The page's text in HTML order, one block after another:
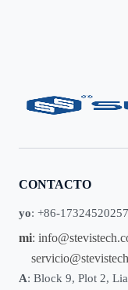
CONTACTO
yo: +86-
mi:
A: Block 9, Plot 2,